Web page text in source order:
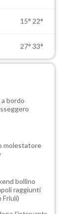
15° 22°
27° 33°
bordo
molestatore
bollino
raggiunti
Friuli)